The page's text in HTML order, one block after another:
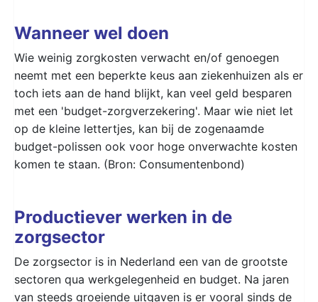
Wanneer wel doen
Wie weinig zorgkosten verwacht en/of genoegen
neemt met een beperkte keus aan ziekenhuizen als er
toch iets aan de hand blijkt, kan veel geld besparen
met een 'budget-zorgverzekering'. Maar wie niet let
op de kleine lettertjes, kan bij de zogenaamde
budget-polissen ook voor hoge onverwachte kosten
komen te staan. (Bron: Consumentenbond)
Productiever werken in de
zorgsector
De zorgsector is in Nederland een van de grootste
sectoren qua werkgelegenheid en budget. Na jaren
van steeds groeiende uitgaven is er vooral sinds de